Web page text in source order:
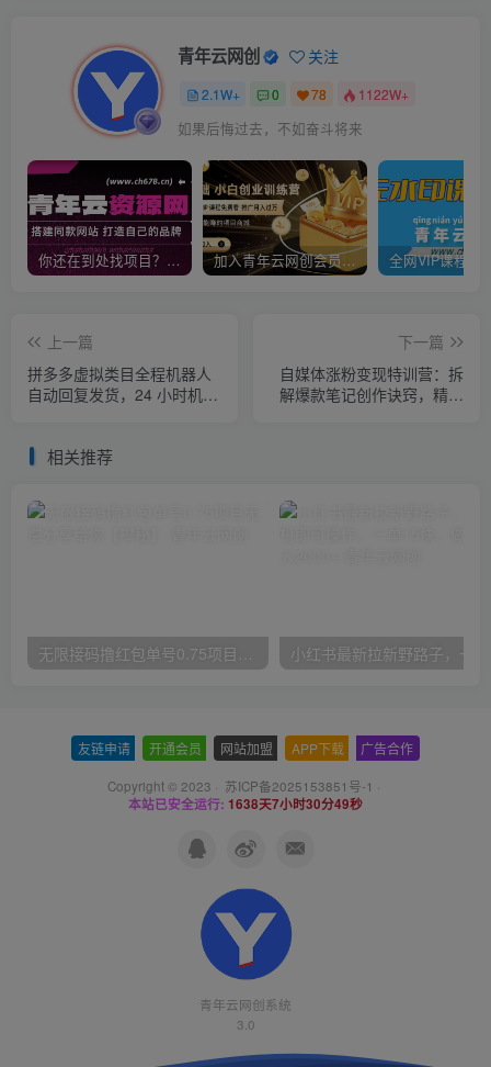
青年云网创 关注
2.1W+ 0 78 1122W+
如果后悔过去，不如奋斗将来
你还在到处找项目？还在当韭菜？我靠卖项目一个月收入5万+，曾经我也是个失败者。 加入青年云网创会员，全站资源免费学习。加入高级合伙人，推广日入1000+
上一篇
拼多多虚拟类目全程机器人
自动回复发货，24 小时机器
下一篇
自媒体涨粉变现特训营：拆
解爆款笔记创作诀窍，精通
相关推荐
友链申请 开通会员 网站加盟 APP下载 广告合作
Copyright © 2023 · 苏ICP备2025153851号-1 ·
本站已安全运行: 1638天7小时30分50秒
青年云网创系统
3.0